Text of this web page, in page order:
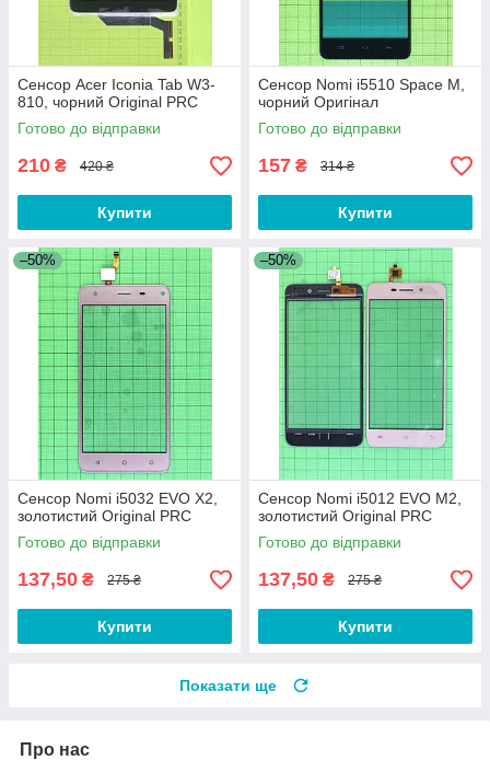
Сенсор Acer Iconia Tab W3-
810, чорний Original PRC
Готово до відправки
210 ₴ 420 ₴
Купити
Сенсор Nomi i5510 Space M,
чорний Оригінал
Готово до відправки
157 ₴ 314 ₴
Купити
–50%
Сенсор Nomi i5032 EVO X2,
золотистий Original PRC
Готово до відправки
137,50 ₴ 275 ₴
Купити
–50%
Сенсор Nomi i5012 EVO M2,
золотистий Original PRC
Готово до відправки
137,50 ₴ 275 ₴
Купити
Показати ще
Про нас